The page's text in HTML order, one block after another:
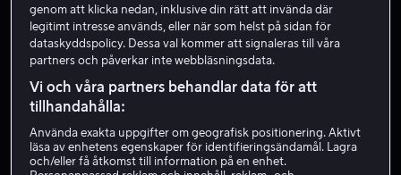
Skaffa Viaplay
genom att klicka nedan, inklusive din rätt att invända där
legitimt intresse används, eller när som helst på sidan för
dataskyddspolicy. Dessa val kommer att signaleras till våra
partners och påverkar inte webbläsningsdata.
Vi och våra partners behandlar data för att
tillhandahålla:
Använda exakta uppgifter om geografisk positionering. Aktivt
läsa av enhetens egenskaper för identifieringsändamål. Lagra
och/eller få åtkomst till information på en enhet.